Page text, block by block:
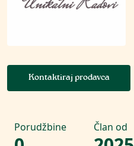
Kontaktiraj prodavca
Porudžbine Član od